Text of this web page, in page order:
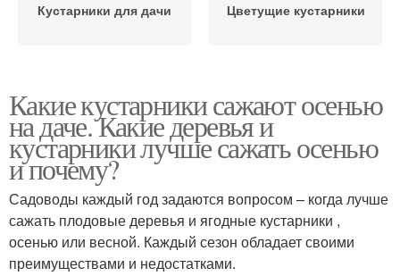
Кустарники для дачи Цветущие кустарники
Какие кустарники сажают осенью
на даче. Какие деревья и
кустарники лучше сажать осенью
и почему?
Садоводы каждый год задаются вопросом – когда лучше
сажать плодовые деревья и ягодные кустарники ,
осенью или весной. Каждый сезон обладает своими
преимуществами и недостатками.